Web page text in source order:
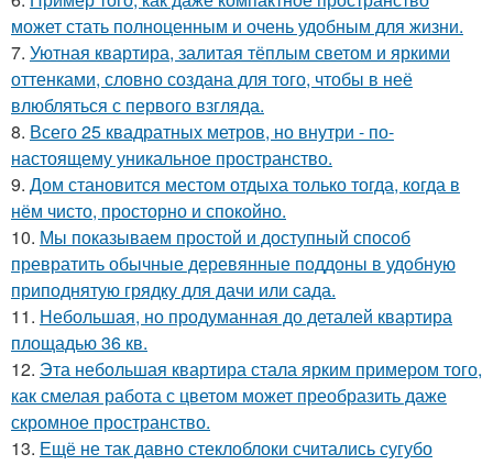
может стать полноценным и очень удобным для жизни.
7. Уютная квартира, залитая тёплым светом и яркими
оттенками, словно создана для того, чтобы в неё
влюбляться с первого взгляда.
8. Всего 25 квадратных метров, но внутри - по-
настоящему уникальное пространство.
9. Дом становится местом отдыха только тогда, когда в
нём чисто, просторно и спокойно.
10. Мы показываем простой и доступный способ
превратить обычные деревянные поддоны в удобную
приподнятую грядку для дачи или сада.
11. Небольшая, но продуманная до деталей квартира
площадью 36 кв.
12. Эта небольшая квартира стала ярким примером того,
как смелая работа с цветом может преобразить даже
скромное пространство.
13. Ещё не так давно стеклоблоки считались сугубо